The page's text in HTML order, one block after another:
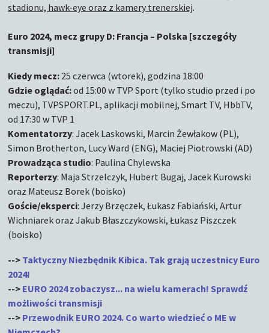
stadionu, hawk-eye oraz z kamery trenerskiej.
Euro 2024, mecz grupy D: Francja – Polska [szczegóły
transmisji]
Kiedy mecz: 25 czerwca (wtorek), godzina 18:00
Gdzie oglądać:od 15:00 w TVP Sport (tylko studio przed i po
meczu), TVPSPORT.PL, aplikacji mobilnej, Smart TV, HbbTV,
od 17:30 w TVP 1
Komentatorzy: Jacek Laskowski, Marcin Żewłakow (PL),
Simon Brotherton, Lucy Ward (ENG), Maciej Piotrowski (AD)
Prowadząca studio: Paulina Chylewska
Reporterzy: Maja Strzelczyk, Hubert Bugaj, Jacek Kurowski
oraz Mateusz Borek (boisko)
Goście/eksperci: Jerzy Brzęczek, Łukasz Fabiański, Artur
Wichniarek oraz Jakub Błaszczykowski, Łukasz Piszczek
(boisko)
--> Taktyczny Niezbędnik Kibica. Tak grają uczestnicy Euro
2024!
--> EURO 2024 zobaczysz... na wielu kamerach! Sprawdź
możliwości transmisji
--> Przewodnik EURO 2024. Co warto wiedzieć o ME w